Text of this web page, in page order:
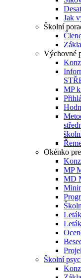
Jak
Školní
Výchovné
MP
Okénko
MP
MD
Školní